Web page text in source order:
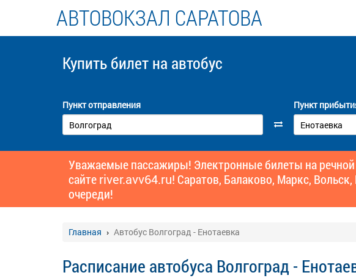
АВТОВОКЗАЛ САРАТОВА
Купить билет на автобус
Пункт отправления Пункт
Уважаемые пассажиры! Электронные билеты на речной
сайтеriver.avv64.ru! Саратов, Балаково, Маркс,
очереди!
Главная Автобус Волгоград - Енотаевка
Расписание автобуса Волгоград -